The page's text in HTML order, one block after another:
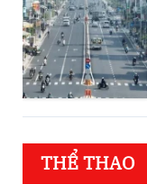
THỂ THAO